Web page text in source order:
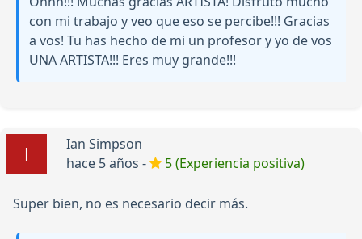
con mi trabajo y veo que eso se percibe!!! Gracias
a vos! Tu has hecho de mi un profesor y yo de vos
UNA ARTISTA!!! Eres muy grande!!!
Ian Simpson
hace 5 años -
5 (Experiencia positiva)
Super bien, no es necesario decir más.